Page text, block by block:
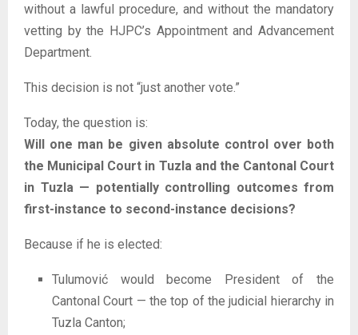
without a lawful procedure, and without the mandatory
vetting by the HJPC’s Appointment and Advancement
Department.
This decision is not “just another vote.”
Today, the question is:
Will one man be given absolute control over both
the Municipal Court in Tuzla and the Cantonal Court
in Tuzla — potentially controlling outcomes from
first-instance to second-instance decisions?
Because if he is elected:
Tulumović would become President of the
Cantonal Court — the top of the judicial hierarchy in
Tuzla Canton;